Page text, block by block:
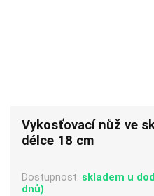
Vykosťovací nůž ve
délce 18 cm
Dostupnost: skladem u
dnů)